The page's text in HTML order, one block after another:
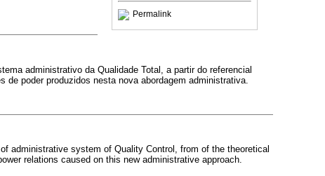
Permalink
administrativo da Qualidade Total, a partir do referencial
poder produzidos nesta nova abordagem administrativa.
administrative system of Quality Control, from of the theoretical
relations caused on this new administrative approach.